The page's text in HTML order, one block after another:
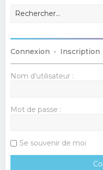
Connexion • Inscription
Nom d’utilisateur :
Mot de passe :
Se souvenir de moi